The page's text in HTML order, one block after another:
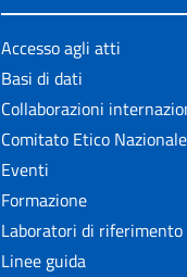
Accesso agli atti
Basi di dati
Collaborazioni
Comitato Etico Nazionale
Eventi
Formazione
Laboratori di riferimento
Linee guida